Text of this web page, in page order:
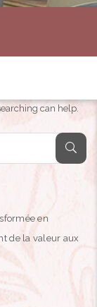
can help.
en
de la valeur aux